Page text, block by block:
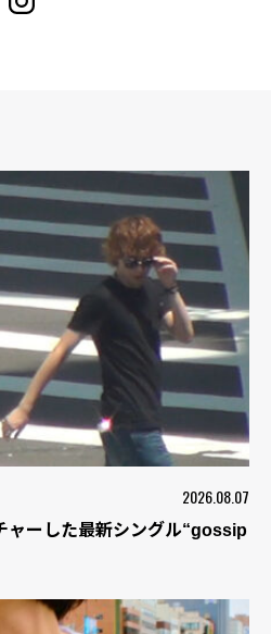
2026.08.07
ーした最新シングル“gossip